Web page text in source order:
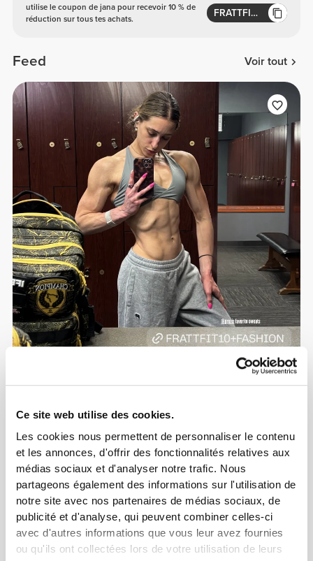
Ce site web utilise des cookies.
Les cookies nous permettent de personnaliser le contenu
et les annonces, d'offrir des fonctionnalités relatives aux
médias sociaux et d'analyser notre trafic. Nous
partageons également des informations sur l'utilisation de
notre site avec nos partenaires de médias sociaux, de
publicité et d'analyse, qui peuvent combiner celles-ci
avec d'autres informations que vous leur avez fournies
ou qu'ils ont collectées lors de votre utilisation de leurs
utilise le coupon de jana pour recevoir 10 % de
réduction sur tous tes achats.
FRATTFIT10
Feed Voir tout